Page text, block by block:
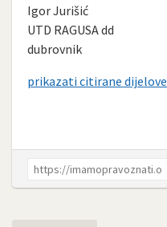
Igor Jurišić
UTD RAGUSA dd
dubrovnik
prikazati citirane dijelove